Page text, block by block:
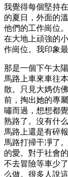
我覺得每個堅持
的夏日，外面的
他們的工作崗位
在大地上頑強的
作崗位。我印象
那是一個下午太
馬路上車來車往
散。只見大媽仿
前，掏出她的專
嘯而過，想想都
熟路了。沒有什
馬路上還是有碎
馬路打掃干凈了
的愛。對于社會
不去冒險等車少
么做。很多人說